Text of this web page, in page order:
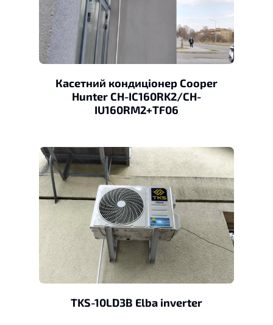
Касетний кондиціонер Cooper
Hunter CH-IC160RK2/CH-
IU160RM2+TF06
TKS-10LD3B Elba inverter